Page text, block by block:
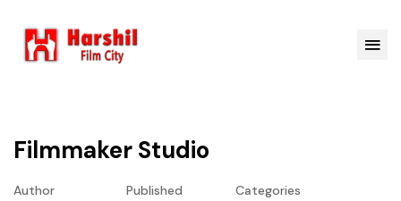
Filmmaker Studio
Author
Published
Categories